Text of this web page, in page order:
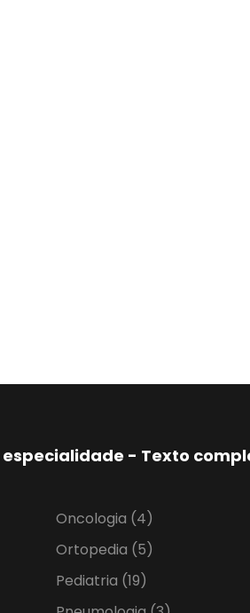
- Texto
Oncologia (4)
Ortopedia (5)
Pediatria (19)